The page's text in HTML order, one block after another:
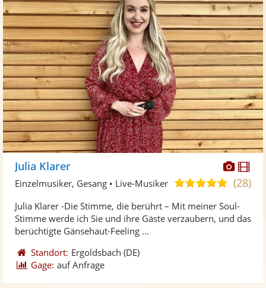
Fotos
Julia Klarer
5,0
5
(28)
Einzelmusiker, Gesang • Live-Musiker
Julia Klarer -Die Stimme, die berührt – Mit meiner Soul-
Stimme werde ich Sie und ihre Gäste verzaubern, und das
berüchtigte Gänsehaut-Feeling ...
Standort: Ergoldsbach (DE)
Gage: auf Anfrage